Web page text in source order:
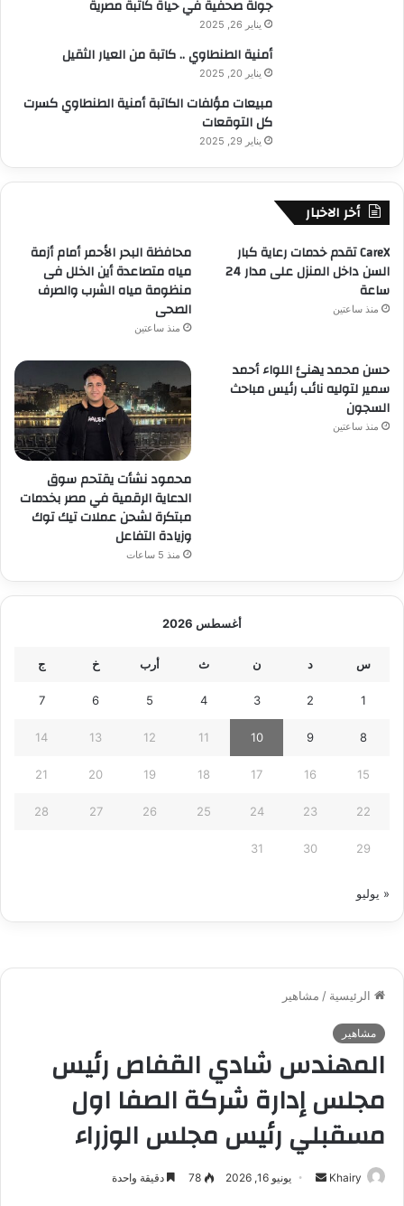
جولة صحفية في حياة كاتبة مصرية
يناير 26, 2025
أمنية الطنطاوي .. كاتبة من العيار الثقيل
يناير 20, 2025
مبيعات مؤلفات الكاتبة أمنية الطنطاوي كسرت
كل التوقعات
يناير 29, 2025
أخر الاخبار
CareX تقدم خدمات رعاية كبار
السن داخل المنزل على مدار 24
ساعة
منذ ساعتين
محافظة البحر الأحمر أمام أزمة
مياه متصاعدة أين الخلل فى
منظومة مياه الشرب والصرف
الصحى
منذ ساعتين
حسن محمد يهنئ اللواء أحمد
سمير لتوليه نائب رئيس مباحث
السجون
منذ ساعتين
محمود نشأت يقتحم سوق
الدعاية الرقمية في مصر بخدمات
مبتكرة لشحن عملات تيك توك
وزيادة التفاعل
منذ 5 ساعات
أغسطس 2026
س د ن ث أرب خ ج
1
2
3
4
5
6
7
8
9
10
11
12
13
14
15
16
17
18
19
20
21
22
23
24
25
26
27
28
29
30
31
« يوليو